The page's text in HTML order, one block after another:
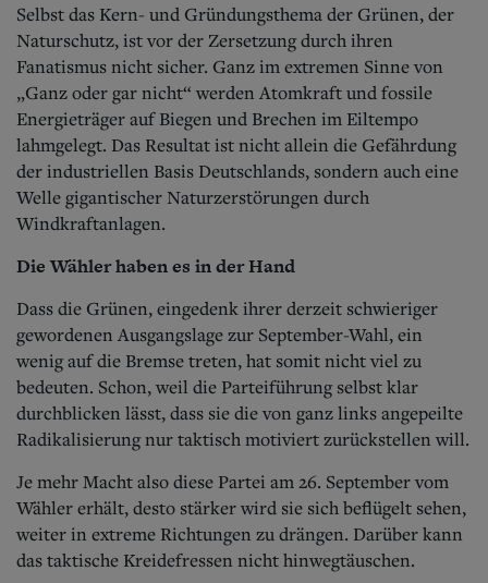
Selbst das Kern- und Gründungsthema der Grünen, der
Naturschutz, ist vor der Zersetzung durch ihren
Fanatismus nicht sicher. Ganz im extremen Sinne von
„Ganz oder gar nicht“ werden Atomkraft und fossile
Energieträger auf Biegen und Brechen im Eiltempo
lahmgelegt. Das Resultat ist nicht allein die Gefährdung
der industriellen Basis Deutschlands, sondern auch eine
Welle gigantischer Naturzerstörungen durch
Windkraftanlagen.
Die Wähler haben es in der Hand
Dass die Grünen, eingedenk ihrer derzeit schwieriger
gewordenen Ausgangslage zur September-Wahl, ein
wenig auf die Bremse treten, hat somit nicht viel zu
bedeuten. Schon, weil die Parteiführung selbst klar
durchblicken lässt, dass sie die von ganz links angepeilte
Radikalisierung nur taktisch motiviert zurückstellen will.
Je mehr Macht also diese Partei am 26. September vom
Wähler erhält, desto stärker wird sie sich beflügelt sehen,
weiter in extreme Richtungen zu drängen. Darüber kann
das taktische Kreidefressen nicht hinwegtäuschen.